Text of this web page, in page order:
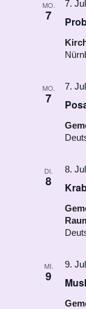
MO.
7
7.
MO.
7
7.
DI.
8
8.
MI.
9
9.